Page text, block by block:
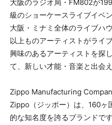
大阪のラジオ局・FM802が
級のショーケースライブイベン
大阪・ミナミ全体のライブハ
以上ものアーティストがライ
興味のあるアーティストを探
て、新しい才能・音楽と出会
Zippo Manufacturing
Zippo（ジッポー）は、160ヶ
的な知名度を誇るブランドで